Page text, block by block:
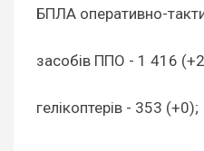
БПЛА оперативно-
засобів ППО - 1 416
гелікоптерів - 353 (+0);